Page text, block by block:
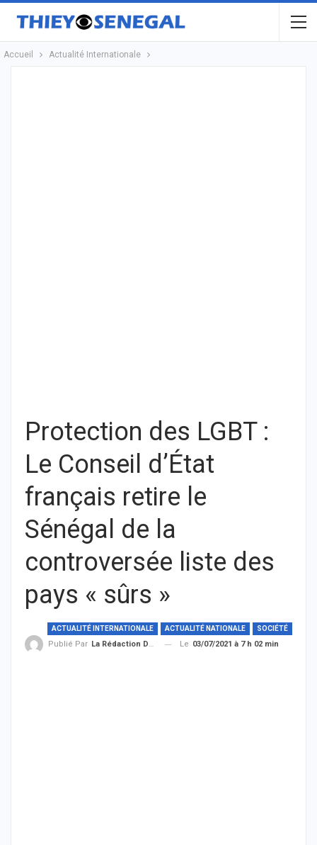
Accueil Actualité Internationale
Protection des LGBT :
Le Conseil d’État
français retire le
Sénégal de la
controversée liste des
pays « sûrs »
ACTUALITÉ INTERNATIONALE ACTUALITÉ NATIONALE SOCIÉTÉ
Publié Par La Rédaction De THIEYSENEGAL.com Le 03/07/2021 à 7 h 02 min